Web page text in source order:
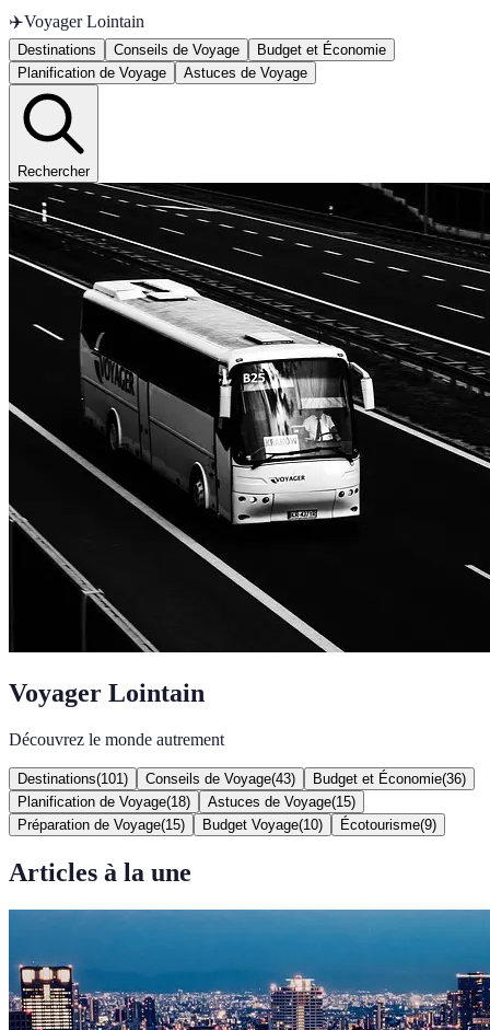
✈️Voyager Lointain
Destinations Conseils de Voyage
Budget et Économie
Planification de Voyage
Astuces de Voyage
Rechercher
Voyager Lointain
Découvrez le monde autrement
Destinations(101 ) Conseils de Voyage(43) Budget et Économie(36)
Planification de Voyage(18) Astuces de Voyage(15)
Préparation de Voyage(15) Budget Voyage(10) Écotourisme(9)
Articles à la une